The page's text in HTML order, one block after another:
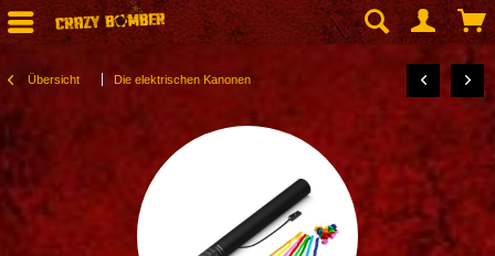
Übersicht Die elektrischen Kanonen